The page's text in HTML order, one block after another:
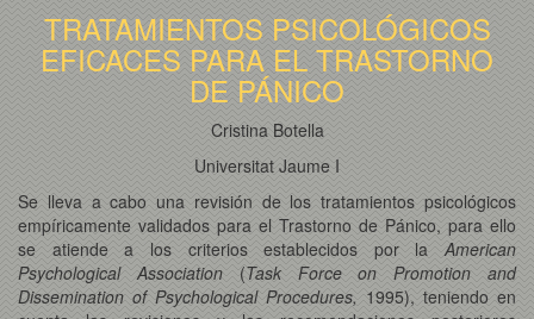
TRATAMIENTOS PSICOLÓGICOS
EFICACES PARA EL TRASTORNO
DE PÁNICO
Cristina Botella
Universitat Jaume I
Se lleva a cabo una revisión de los tratamientos psicológicos
empíricamente validados para el Trastorno de Pánico, para ello
se atiende a los criterios establecidos por la American
Psychological Association(Task Force on Promotion and
Dissemination of Psychological Procedures, 1995), teniendo en